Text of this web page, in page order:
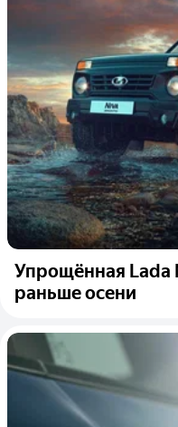
Упрощённая Lada
раньше осени